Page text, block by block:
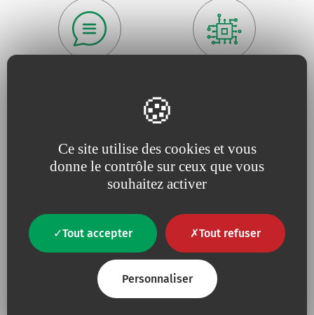
Ce site utilise des cookies et vous
donne le contrôle sur ceux que vous
souhaitez activer
Tout accepter Tout refuser
Personnaliser
est le moteur de nos projets
qualité
absolue
sans cesse nos efforts pour
la défense de
l’environnement